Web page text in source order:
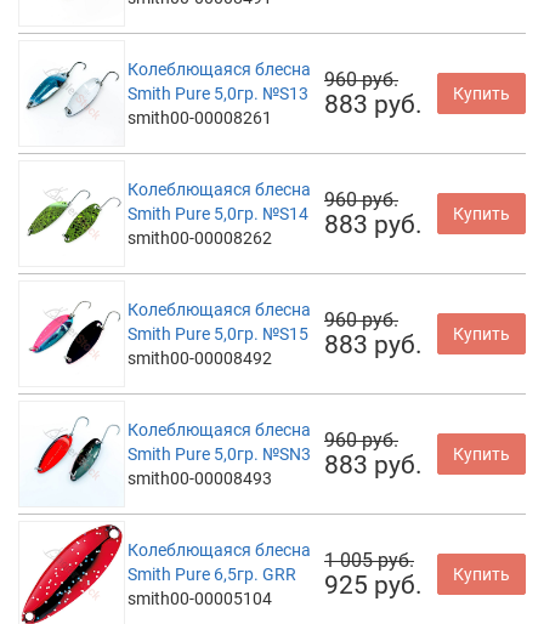
Колеблющаяся блесна
Smith Pure 5,0гр. №S13
smith00-00008261
960 руб.
883 руб. Купить
Колеблющаяся блесна
Smith Pure 5,0гр. №S14
smith00-00008262
960 руб.
883 руб. Купить
Колеблющаяся блесна
Smith Pure 5,0гр. №S15
smith00-00008492
960 руб.
883 руб. Купить
Колеблющаяся блесна
Smith Pure 5,0гр. №SN3
smith00-00008493
960 руб.
883 руб. Купить
Колеблющаяся блесна
Smith Pure 6,5гр. GRR
smith00-00005104
1 005 руб.
925 руб. Купить